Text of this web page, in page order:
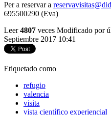
Per a reservar a
695500290 (Eva)
Leer4807 veces Modificado por
Septiembre 2017 10:41
Etiquetado como
refugio
valencia
visita
vista científico experiencial